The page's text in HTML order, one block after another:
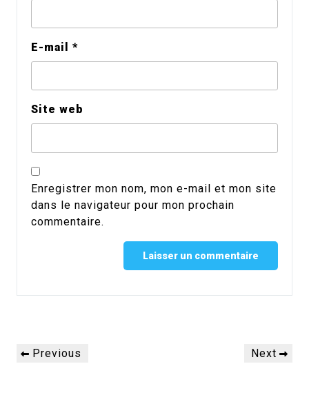
E-mail *
Site web
Enregistrer mon nom, mon e-mail et mon site
dans le navigateur pour mon prochain
commentaire.
Navigation
dePrevious
Previous
Next
Next